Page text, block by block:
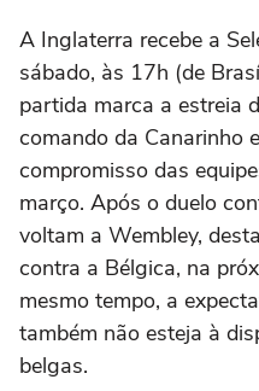
A Inglaterra recebe a
sábado, às 17h (de
partida marca a estreia
comando da Canarinho
compromisso das
março. Após o duelo
voltam a Wembley,
contra a Bélgica, na
mesmo tempo, a
também não esteja à
belgas.